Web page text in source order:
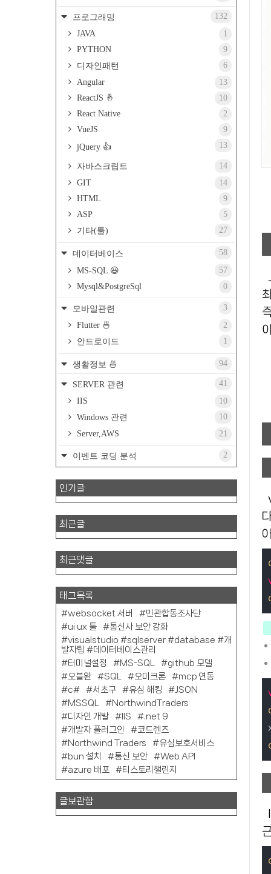
var로 선언된 변수는 호이스
프로그래밍
132
JAVA
1
PYTHON
9
디자인패턴
6
Angular
13
ReactJS 🤞
10
React Native
2
VueJS
9
jQuery 👍
13
자바스크립트
14
GIT
14
HTML
9
ASP
5
기타(툴)
27
데이터베이스
58
MS-SQL 😃
57
Mysql&PostgreSql
0
모바일관련
3
Flutter 🍜
2
안드로이드
1
생활정보 🍜 94
SERVER 관련
41
IIS
10
Windows 관련
10
Server,AWS
21
이벤트 코딩 분석 2
인기글
최근글
최근댓글
태그목록
websocket 서버
민관합동조사단
ui ux 툴
통신사 보안 강화
visualstudio #sqlserver #database #개
발자팁 #데이터베이스관리
터미널설정
MS-SQL
github 모델
오블완
SQL 오미크론
mcp 연동
c#
서초구 유심 해킹
JSON
MSSQL
NorthwindTraders
디자인 개발
IIS
.net 9
개발자 플러그인
코드렌즈
Northwind Traders
유심보호서비스
bun 설치
통신 보안
Web API
azure 배포
티스토리챌린지
글보관함